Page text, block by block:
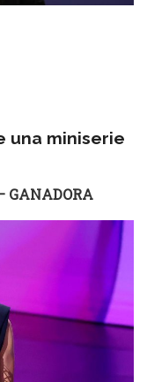
una miniserie
GANADORA